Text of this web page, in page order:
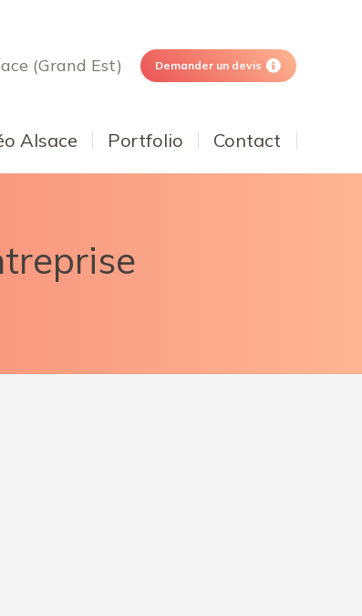
(Grand Est) Demander un devis
Alsace Portfolio Contact